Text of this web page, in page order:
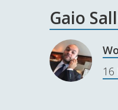
Gaio
16